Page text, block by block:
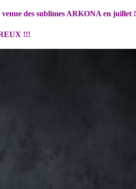
des sublimes ARKONA en juillet !
!!!